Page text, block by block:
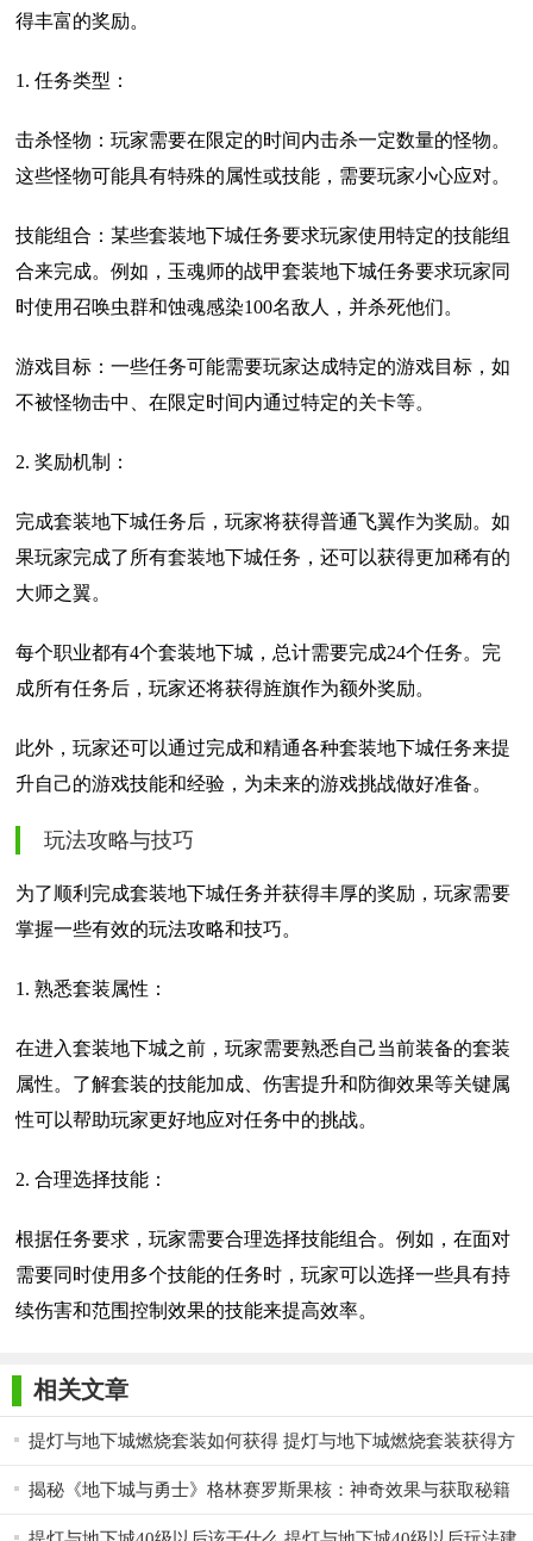
得丰富的奖励。
1. 任务类型：
击杀怪物：玩家需要在限定的时间内击杀一定数量的怪物。
这些怪物可能具有特殊的属性或技能，需要玩家小心应对。
技能组合：某些套装地下城任务要求玩家使用特定的技能组
合来完成。例如，玉魂师的战甲套装地下城任务要求玩家同
时使用召唤虫群和蚀魂感染100名敌人，并杀死他们。
游戏目标：一些任务可能需要玩家达成特定的游戏目标，如
不被怪物击中、在限定时间内通过特定的关卡等。
2. 奖励机制：
完成套装地下城任务后，玩家将获得普通飞翼作为奖励。如
果玩家完成了所有套装地下城任务，还可以获得更加稀有的
大师之翼。
每个职业都有4个套装地下城，总计需要完成24个任务。完
成所有任务后，玩家还将获得旌旗作为额外奖励。
此外，玩家还可以通过完成和精通各种套装地下城任务来提
升自己的游戏技能和经验，为未来的游戏挑战做好准备。
玩法攻略与技巧
为了顺利完成套装地下城任务并获得丰厚的奖励，玩家需要
掌握一些有效的玩法攻略和技巧。
1. 熟悉套装属性：
在进入套装地下城之前，玩家需要熟悉自己当前装备的套装
属性。了解套装的技能加成、伤害提升和防御效果等关键属
性可以帮助玩家更好地应对任务中的挑战。
2. 合理选择技能：
根据任务要求，玩家需要合理选择技能组合。例如，在面对
需要同时使用多个技能的任务时，玩家可以选择一些具有持
续伤害和范围控制效果的技能来提高效率。
相关文章
提灯与地下城燃烧套装如何获得 提灯与地下城燃烧套装获得方
揭秘《地下城与勇士》格林赛罗斯果核：神奇效果与获取秘籍